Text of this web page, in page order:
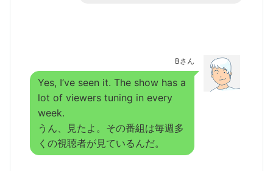
Bさん
Yes, I’ve seen it. The show has a
lot of viewers tuning in every
week.
うん、見たよ。その番組は毎週多
くの視聴者が見ているんだ。